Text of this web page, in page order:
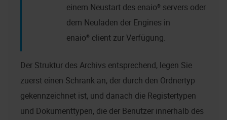
einem Neustart des enaio® servers oder
dem Neuladen der Engines in
enaio® client zur Verfügung.
Der Struktur des Archivs entsprechend, legen Sie
zuerst einen Schrank an, der durch den Ordnertyp
gekennzeichnet ist, und danach die Registertypen
und Dokumenttypen, die der Benutzer innerhalb des